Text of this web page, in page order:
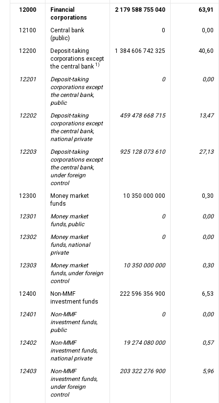
12000
Financial
corporations
2 179 588 755 040 63,91
12100
Central bank
(public)
0 0,00
12200
Deposit-taking
corporations except
the central bank 1)
1 384 606 742 325 40,60
12201
Deposit-taking
corporations except
the central bank,
public
0 0,00
12202
Deposit-taking
corporations except
the central bank,
national private
459 478 668 715 13,47
12203
Deposit-taking
corporations except
the central bank,
under foreign
control
925 128 073 610 27,13
12300
Money market
funds
10 350 000 000 0,30
12301
Money market
funds, public
0 0,00
12302
Money market
funds, national
private
0 0,00
12303
Money market
funds, under foreign
control
10 350 000 000 0,30
12400
Non-MMF
investment funds
222 596 356 900 6,53
12401
Non-MMF
investment funds,
public
0 0,00
12402
Non-MMF
investment funds,
national private
19 274 080 000 0,57
12403
Non-MMF
investment funds,
under foreign
control
203 322 276 900 5,96